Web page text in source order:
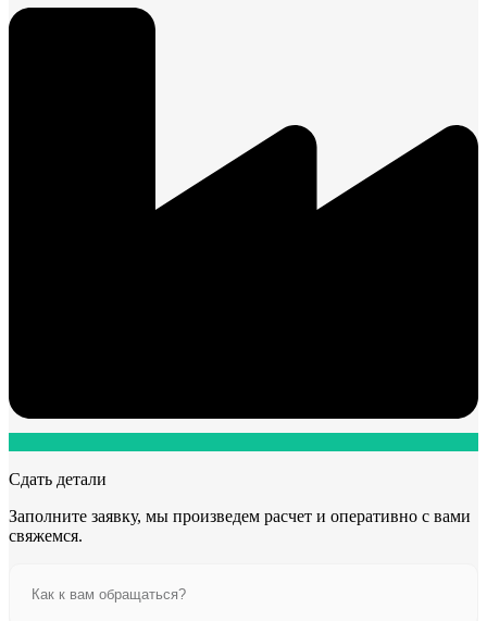
Сдать детали
Заполните заявку, мы произведем расчет и оперативно с вами
свяжемся.